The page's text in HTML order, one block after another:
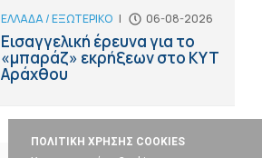
ΠΟΛΙΤΙΚΗ ΧΡΗΣΗΣ COOKIES
ΕΛΛΑΔΑ / ΕΞΩΤΕΡΙΚΟ | 06-08-2026
Εισαγγελική έρευνα για το
«μπαράζ» εκρήξεων στο ΚΥΤ
Αράχθου